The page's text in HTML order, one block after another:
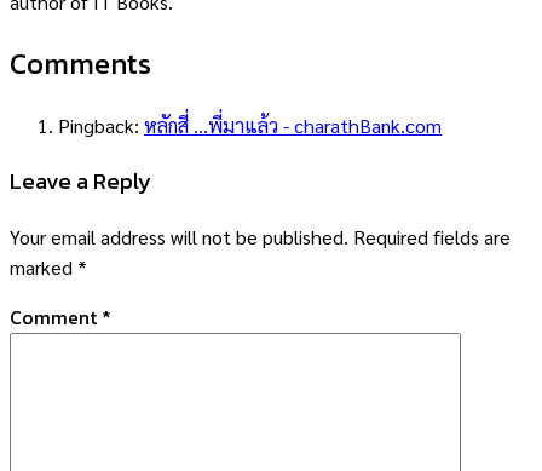
Comments
Pingback: หลักสี่ ...พี่มาแล้ว - charathBank.com
Leave a Reply
Your email address will not be published. Required fields are
marked *
Comment *